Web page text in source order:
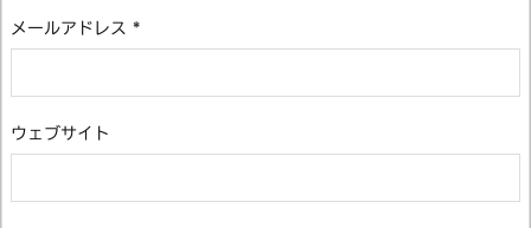
メールアドレス *
ウェブサイト